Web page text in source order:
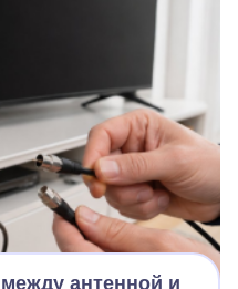
антенной и